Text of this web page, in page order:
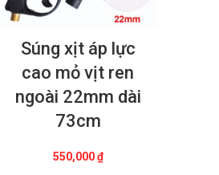
Súng xịt áp lực
cao mỏ vịt ren
ngoài 22mm dài
73cm
550,000₫